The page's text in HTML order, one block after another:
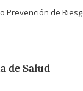
de Salud